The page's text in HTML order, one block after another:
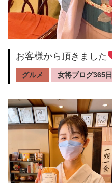
お客様から頂きました
グルメ 女将ブログ365日